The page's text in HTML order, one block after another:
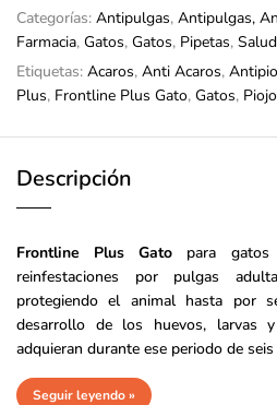
Categorías: Antipulgas, Antipulgas,
Farmacia, Gatos, Gatos, Pipetas, Salud
Etiquetas: Acaros, Anti Acaros,
Plus, Frontline Plus Gato, Gatos,
Descripción
Frontline Plus Gato para gatos
reinfestaciones por pulgas
protegiendo el animal hasta por
desarrollo de los huevos, larvas
adquieran durante ese periodo de
Seguir leyendo »